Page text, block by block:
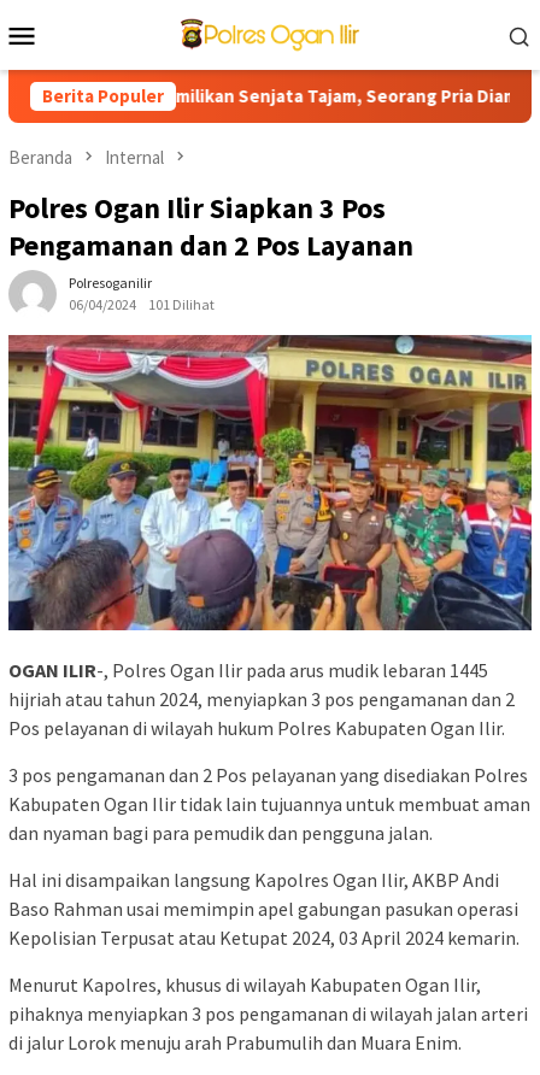
ke
Mobile
Berita Populer
Kepemilikan Senjata Tajam, Seorang Pria Diamankan
Beranda Internal
Polres Ogan Ilir Siapkan 3 Pos
Pengamanan dan 2 Pos Layanan
Polresoganilir
06/04/2024
101 Dilihat
OGAN ILIR-, Polres Ogan Ilir pada arus mudik lebaran 1445
hijriah atau tahun 2024, menyiapkan 3 pos pengamanan dan 2
Pos pelayanan di wilayah hukum Polres Kabupaten Ogan Ilir.
3 pos pengamanan dan 2 Pos pelayanan yang disediakan Polres
Kabupaten Ogan Ilir tidak lain tujuannya untuk membuat aman
dan nyaman bagi para pemudik dan pengguna jalan.
Hal ini disampaikan langsung Kapolres Ogan Ilir, AKBP Andi
Baso Rahman usai memimpin apel gabungan pasukan operasi
Kepolisian Terpusat atau Ketupat 2024, 03 April 2024 kemarin.
Menurut Kapolres, khusus di wilayah Kabupaten Ogan Ilir,
pihaknya menyiapkan 3 pos pengamanan di wilayah jalan arteri
di jalur Lorok menuju arah Prabumulih dan Muara Enim.